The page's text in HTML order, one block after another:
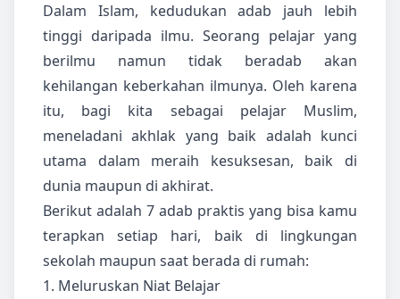
Dalam Islam, kedudukan adab jauh lebih
tinggi daripada ilmu. Seorang pelajar yang
berilmu namun tidak beradab akan
kehilangan keberkahan ilmunya. Oleh karena
itu, bagi kita sebagai pelajar Muslim,
meneladani akhlak yang baik adalah kunci
utama dalam meraih kesuksesan, baik di
dunia maupun di akhirat.
Berikut adalah 7 adab praktis yang bisa kamu
terapkan setiap hari, baik di lingkungan
sekolah maupun saat berada di rumah:
1. Meluruskan Niat Belajar